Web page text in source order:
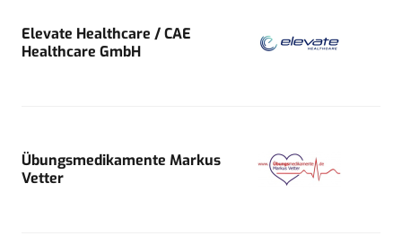
Elevate Healthcare / CAE
Healthcare GmbH
Übungsmedikamente Markus
Vetter